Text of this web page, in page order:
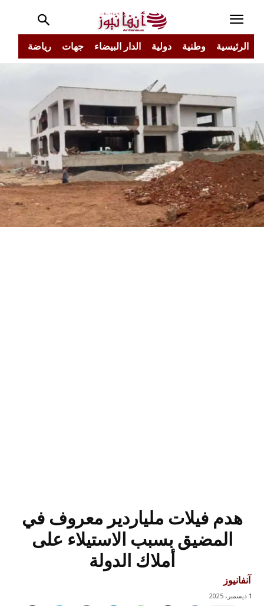
الرئيسية وطنية دولية الدار البيضاء جهات رياضة
هدم فيلات ملياردير معروف في
المضيق بسبب الاستيلاء على
أملاك الدولة
آنفانيوز
1 ديسمبر، 2025